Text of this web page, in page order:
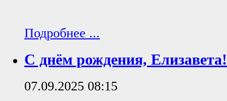
Подробнее ...
С днём рождения, Елизавета!
07.09.2025 08:15